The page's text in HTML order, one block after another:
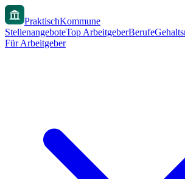
PraktischKommune
StellenangeboteTop ArbeitgeberBerufe
Für Arbeitgeber